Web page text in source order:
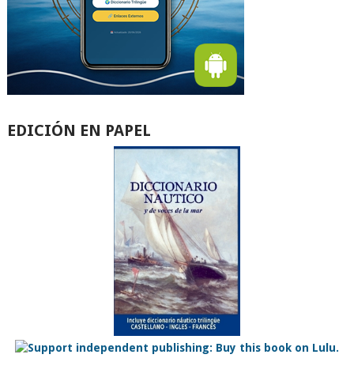
EDICIÓN EN PAPEL